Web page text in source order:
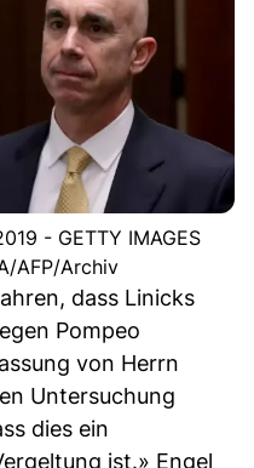
- GETTY IMAGES
AFP/Archiv
dass Linicks
Pompeo
von Herrn
Untersuchung
dies ein
ist.» Engel